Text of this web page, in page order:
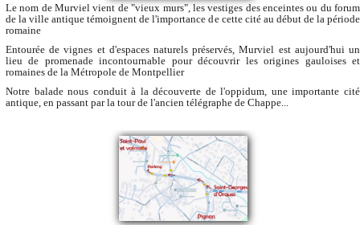
Le nom de Murviel vient de "vieux murs", les vestiges des enceintes ou du forum
de la ville antique témoignent de l'importance de cette cité au début de la période
romaine
Entourée de vignes et d'espaces naturels préservés, Murviel est aujourd'hui un
lieu de promenade incontournable pour découvrir les origines gauloises et
romaines de la Métropole de Montpellier
Notre balade nous conduit à la découverte de l'oppidum, une importante cité
antique, en passant par la tour de l'ancien télégraphe de Chappe...